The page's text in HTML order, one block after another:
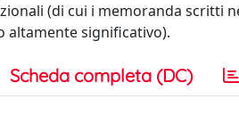
(di cui i memoranda scritti
altamente significativo).
Scheda completa (DC)